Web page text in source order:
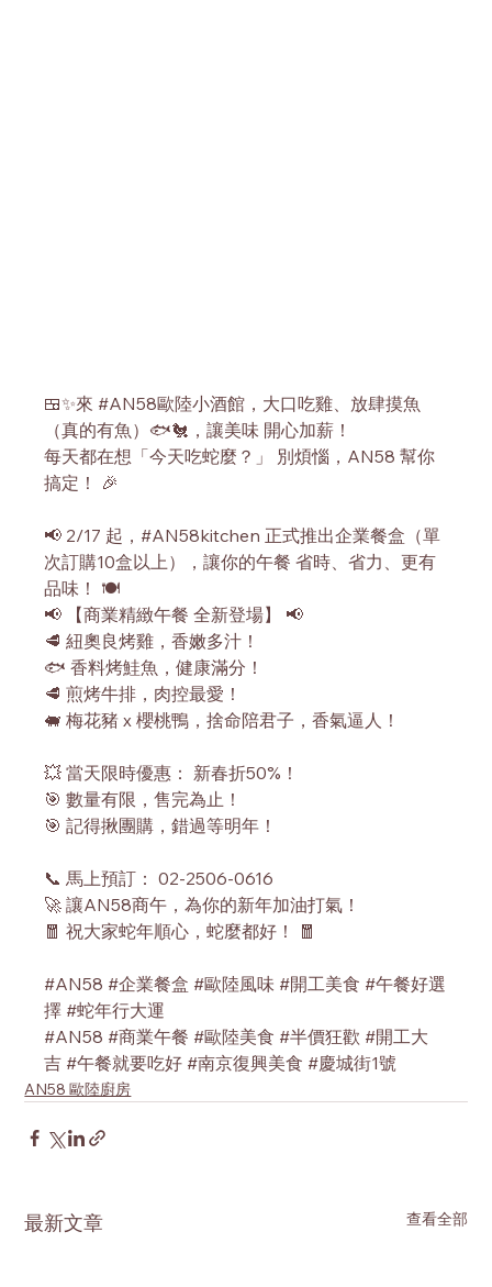
🍱✨來 #AN58歐陸小酒館 ，大口吃雞、放肆摸魚
（真的有魚）🐟🐔，讓美味 開心加薪！
每天都在想「今天吃蛇麼？」 別煩惱，AN58 幫你
搞定！ 🎉
📢 2/17 起，#AN58kitchen 正式推出企業餐盒（單
次訂購10盒以上），讓你的午餐 省時、省力、更有
品味！ 🍽
📢 【商業精緻午餐 全新登場】 📢
🥩 紐奧良烤雞，香嫩多汁！
🐟 香料烤鮭魚，健康滿分！
🥩 煎烤牛排，肉控最愛！
🐖 梅花豬 x 櫻桃鴨，捨命陪君子，香氣逼人！
💥 當天限時優惠： 新春折50%！
🎯 數量有限，售完為止！
🎯 記得揪團購，錯過等明年！
📞 馬上預訂： 02-2506-0616
🚀 讓AN58商午，為你的新年加油打氣！
🧧 祝大家蛇年順心，蛇麼都好！ 🧧
#AN58 #企業餐盒 #歐陸風味 #開工美食 #午餐好選
擇 #蛇年行大運
#AN58 #商業午餐 #歐陸美食 #半價狂歡 #開工大
吉 #午餐就要吃好 #南京復興美食 #慶城街1號
AN58 歐陸廚房
最新文章 查看全部